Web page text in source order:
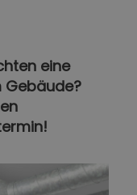
eine
Gebäude?